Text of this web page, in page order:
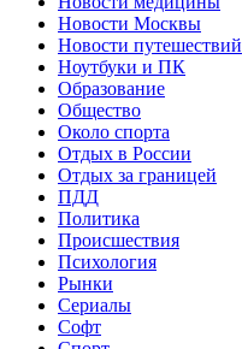
Новости Москвы
Новости путешествий
Ноутбуки и ПК
Образование
Общество
Около спорта
Отдых в России
Отдых за границей
ПДД
Политика
Происшествия
Психология
Рынки
Сериалы
Софт